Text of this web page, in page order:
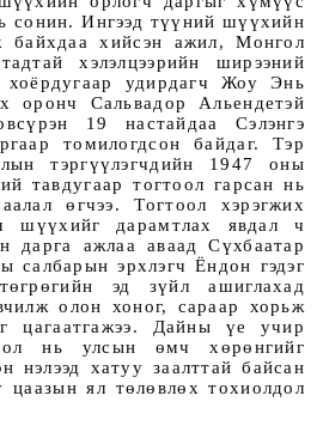
сонин. Ингээд түүний шүүхийн
байхдаа хийсэн ажил, Монгол
хэлэлцээрийн ширээний
удирдагч Жоу Энь
оронч Сальвадор Альендетэй
19 настайдаа Сэлэнгэ
томилогдсон байдаг. Тэр
тэргүүлэгчдийн 1947 оны
тавдугаар тогтоол гарсан нь
өгчээ. Тогтоол хэрэгжих
шүүхийг дарамтлах явдал ч
дарга ажлаа аваад Сүхбаатар
салбарын эрхлэгч Ёндон гэдэг
эд зүйл ашиглахад
олон хоног, сараар хорьж
цагаатгажээ. Дайны үе учир
нь улсын өмч хөрөнгийг
нэлээд хатуу заалттай байсан
цаазын ял төлөвлөх тохиолдол